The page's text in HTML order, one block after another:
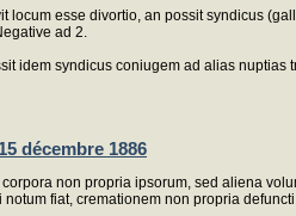
locum esse divortio, an possit syndicus
ad 2.
idem syndicus coniugem ad alias
décembre 1886
non propria ipsorum, sed aliena
fiat, cremationem non propria